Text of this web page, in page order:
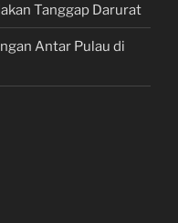
Tanggap Darurat
Antar Pulau di